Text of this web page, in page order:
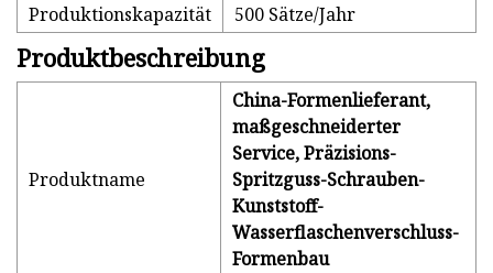
Produktionskapazität
500 Sätze/Jahr
Produktbeschreibung
Produktname
China-Formenlieferant,
maßgeschneiderter
Service, Präzisions-
Spritzguss-Schrauben-
Kunststoff-
Wasserflaschenverschluss-
Formenbau